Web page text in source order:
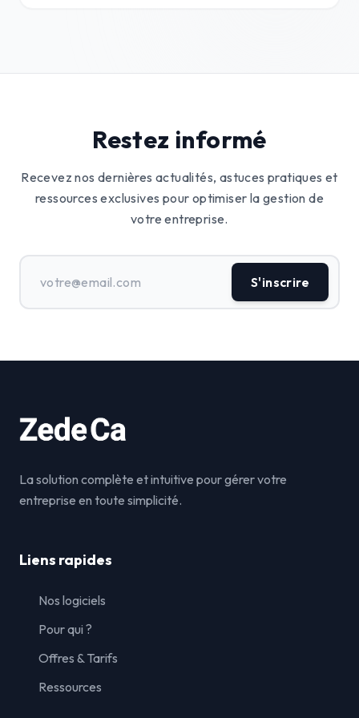
Restez informé
Recevez nos dernières actualités, astuces pratiques et
ressources exclusives pour optimiser la gestion de
votre entreprise.
S'inscrire
La solution complète et intuitive pour gérer votre
entreprise en toute simplicité.
Liens rapides
Nos logiciels
Pour qui ?
Offres & Tarifs
Ressources